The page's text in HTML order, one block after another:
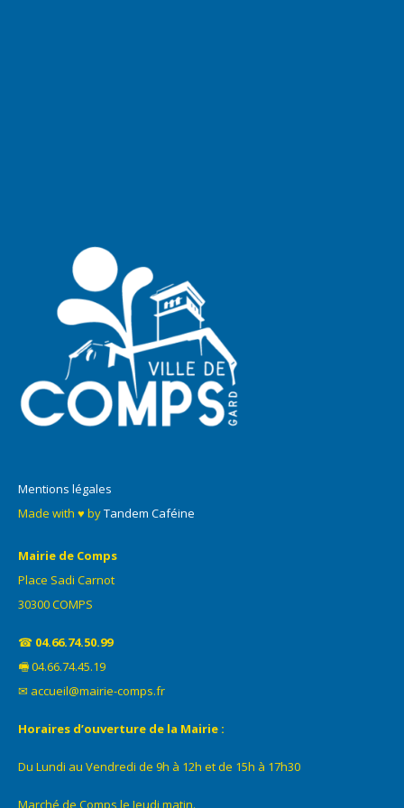
Mentions légales
Made with ♥ byTandem Caféine
Mairie de Comps
Place Sadi Carnot
30300 COMPS
☎ 04.66.74.50.99
🖷 04.66.74.45.19
✉ accueil@mairie-comps.fr
Horaires d’ouverture de la Mairie :
Du Lundi au Vendredi de 9h à 12h et de 15h à 17h30
Marché de Comps le Jeudi matin.